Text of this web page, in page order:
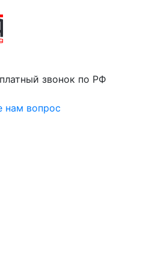
звонок по РФ
нам вопрос